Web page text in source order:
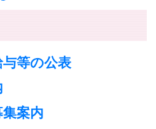
等の公表
案内